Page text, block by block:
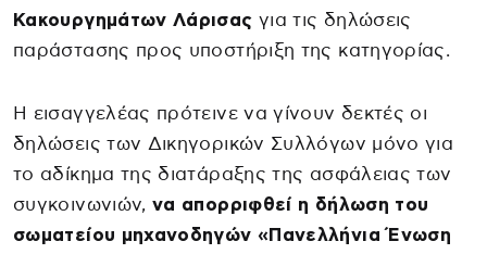
Κακουργημάτων Λάρισας για τις δηλώσεις
παράστασης προς υποστήριξη της κατηγορίας.
Η εισαγγελέας πρότεινε να γίνουν δεκτές οι
δηλώσεις των Δικηγορικών Συλλόγων μόνο για
το αδίκημα της διατάραξης της ασφάλειας των
συγκοινωνιών,να απορριφθεί η δήλωση του
σωματείου μηχανοδηγών «Πανελλήνια Ένωση